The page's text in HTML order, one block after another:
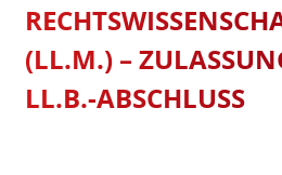
(LL.M.) –
LL.B.-ABSCHLUSS